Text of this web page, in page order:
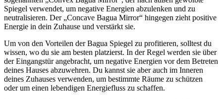
Spiegel verwendet, ⁢um negative Energien​ abzulenken und zu
⁤neutralisieren. Der „Concave Bagua Mirror“ hingegen zieht positive
Energie in dein Zuhause und ⁣verstärkt⁢ sie.
Um von den​ Vorteilen‌ der Bagua⁢ Spiegel zu profitieren, solltest‍ du
wissen, wo du​ sie am besten platzierst. In der Regel werden sie über
der Eingangstür angebracht, um negative⁣ Energien vor dem Betreten
‌deines Hauses abzuwehren. Du kannst sie aber‌ auch⁣ im Inneren ​
deines Zuhauses verwenden, um bestimmte Räume zu ⁢schützen
oder um einen lebendigen ​Energiefluss zu schaffen.